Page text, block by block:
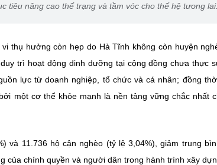
tiêu nâng cao thể trạng và tầm vóc cho thế hệ tương
thụ hưởng còn hẹp do Hà Tĩnh không còn huyện
trì hoạt động dinh dưỡng tại cộng đồng chưa thực
lực từ doanh nghiệp, tổ chức và cá nhân; đồng
một cơ thể khỏe mạnh là nền tảng vững chắc nhất
và 11.736 hộ cận nghèo (tỷ lệ 3,04%), giảm trung
của chính quyền và người dân trong hành trình xây